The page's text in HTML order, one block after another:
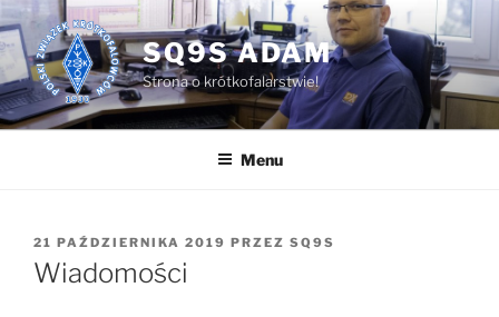
Przejdź
do
treści
SQ9S ADAM
Strona o krótkofalarstwie!
Menu
OPUBLIKOWANE
W
21 PAŹDZIERNIKA 2019 PRZEZ SQ9S
Wiadomości